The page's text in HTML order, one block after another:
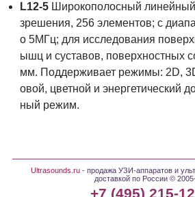
L12-5Широкополосный линейный
зрешения, 256 элементов; с
о 5МГц; для исследования
ышц и суставов, поверхностных
мм. Поддерживает режимы: 2D,
овой, цветной и энергетический
ный режим.
Ultrasounds.ru- продажа УЗИ-аппаратов и
доставкой по России ©
+7 (495) 215-